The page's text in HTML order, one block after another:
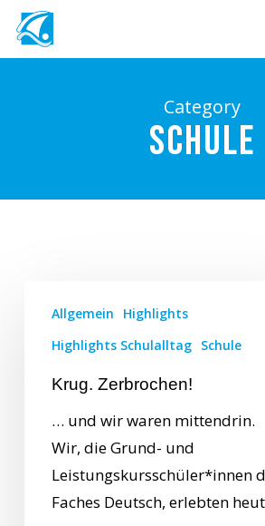
Skip
Category
Schule
Allgemein
Highlights
Highlights Schulalltag Schule
Krug. Zerbrochen!
… und wir waren mittendrin.
Wir, die Grund- und
Leistungskursschüler*innen
Faches Deutsch, erlebten